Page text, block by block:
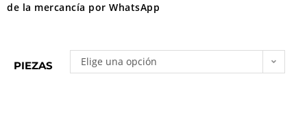
de la mercancía por WhatsApp
PIEZAS Elige una opción